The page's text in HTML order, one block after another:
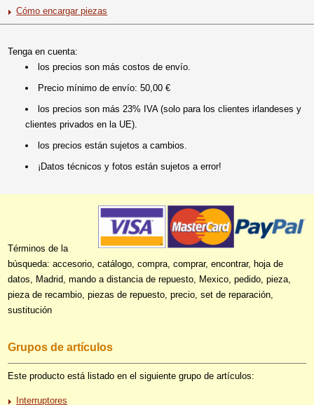
Cómo encargar piezas
Tenga en cuenta:
los precios son más costos de envío.
Precio mínimo de envío: 50,00 €
los precios son más 23% IVA (solo para los clientes irlandeses y
clientes privados en la UE).
los precios están sujetos a cambios.
¡Datos técnicos y fotos están sujetos a error!
Términos de la
búsqueda: accesorio, catálogo, compra, comprar, encontrar, hoja de
datos, Madrid, mando a distancia de repuesto, Mexico, pedido, pieza,
pieza de recambio, piezas de repuesto, precio, set de reparación,
sustitución
Grupos de artículos
Este producto está listado en el siguiente grupo de artículos:
Interruptores